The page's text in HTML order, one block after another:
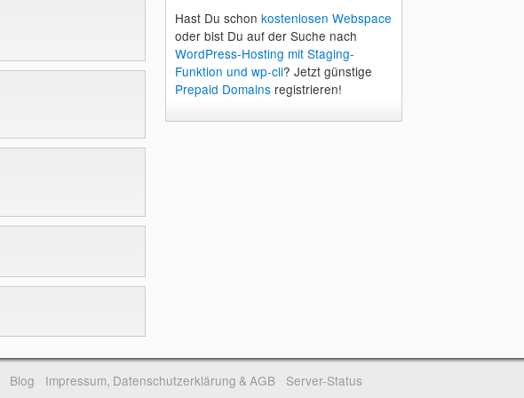
Hast Du schon kostenlosen Webspace
oder bist Du auf der Suche nach
WordPress-Hosting mit Staging-
Funktion und wp-cli? Jetzt günstige
Prepaid Domainsregistrieren!
Blog Impressum, Datenschutzerklärung & AGB Server-Status